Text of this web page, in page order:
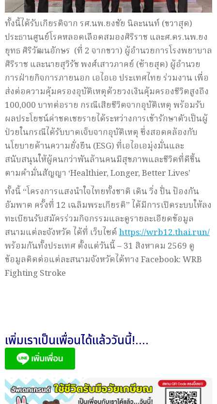
ทั้งนี้ได้รับเกียรติจาก รศ.นพ.ยงชัย นิละนนท์ (ขวาสุด)
ประธานศูนย์โรคหลอดเลือดสมองศิริราช และศ.ดร.นพ.ยง
ยุทธ ศิริวัฒนอักษร (ที่ 2 จากขวา) ผู้อำนวยการโรงพยาบาล
ศิริราช และนายสุวิรัช พงศ์เสาวภาคย์ (ซ้ายสุด) ผู้อำนวย
การฝ่ายกิจการภายนอก เอไอเอ ประเทศไทย ร่วมงาน เพื่อ
ส่งต่อความคุ้มครองอุบัติเหตุด้วยวงเงินคุ้มครองชีวิตสูงถึง
100,000 บาทต่อราย กรณีเสียชีวิตจากอุบัติเหตุ พร้อมรับ
ผลประโยชน์ค่าชดเชยรายได้ระหว่างการเข้ารักษาตัวเป็นผู้
ป่วยในกรณีได้รับบาดเจ็บจากอุบัติเหตุ ซึ่งสอดคล้องกับ
นโยบายด้านความยั่งยืน (ESG) ที่เอไอเอมุ่งมั่นและ
สนับสนุนให้ผู้คนกว่าพันล้านคนมีสุขภาพและชีวิตที่ดีขึ้น
ตามคำมั่นสัญญา ‘Healthier, Longer, Better Lives’
ทั้งนี้ “โครงการแสงนำใจไทยทั้งชาติ เดิน วิ่ง ปั่น ป้องกัน
อัมพาต ครั้งที่ 12 เฉลิมพระเกียรติ” ได้มีการเปิดระบบให้ลง
ทะเบียนรับสมัครร่วมกิจกรรมและดูรายละเอียดข้อมูล
สนามแต่ละจังหวัด ได้ที่ เว็บไซต์https://wrb12.thai.run/
พร้อมกันทั้งประเทศ ตั้งแต่วันนี้ – 31 สิงหาคม 2569 ดู
ข้อมูลติดต่อแต่ละสนามจังหวัดได้ทาง Facebook: WRB
Fighting Stroke
เพิ่มเราเป็นเพื่อนได้แล้ววันนี้!....